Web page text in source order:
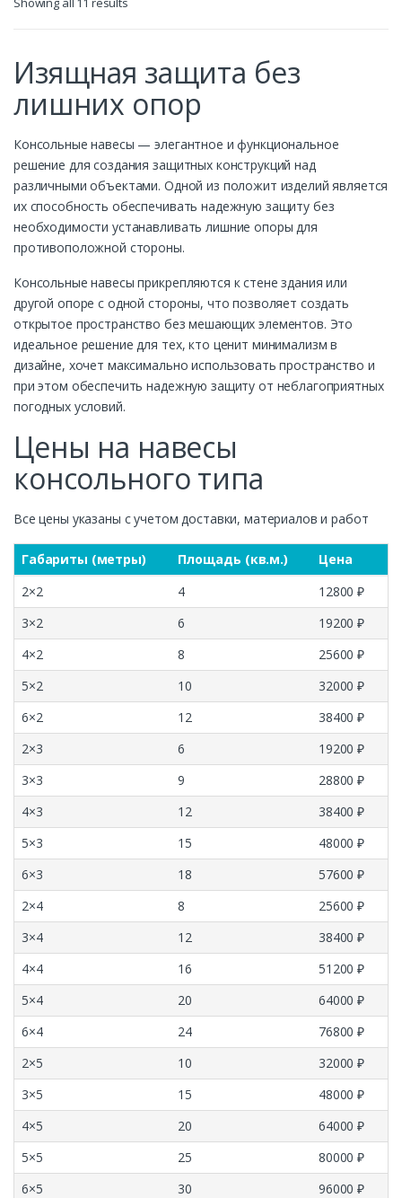
Изящная защита без
лишних опор
Консольные навесы — элегантное и функциональное
решение для создания защитных конструкций над
различными объектами. Одной из положит изделий является
их способность обеспечивать надежную защиту без
необходимости устанавливать лишние опоры для
противоположной стороны.
Консольные навесы прикрепляются к стене здания или
другой опоре с одной стороны, что позволяет создать
открытое пространство без мешающих элементов. Это
идеальное решение для тех, кто ценит минимализм в
дизайне, хочет максимально использовать пространство и
при этом обеспечить надежную защиту от неблагоприятных
погодных условий.
Цены на навесы
консольного типа
Все цены указаны с учетом доставки, материалов и работ
Габариты (метры) Площадь (кв.м.)
Цена
2×2
4
12800 ₽
3×2
6
19200 ₽
4×2
8
25600 ₽
5×2
10
32000 ₽
6×2
12
38400 ₽
2×3
6
19200 ₽
3×3
9
28800 ₽
4×3
12
38400 ₽
5×3
15
48000 ₽
6×3
18
57600 ₽
2×4
8
25600 ₽
3×4
12
38400 ₽
4×4
16
51200 ₽
5×4
20
64000 ₽
6×4
24
76800 ₽
2×5
10
32000 ₽
3×5
15
48000 ₽
4×5
20
64000 ₽
5×5
25
80000 ₽
6×5
30
96000 ₽